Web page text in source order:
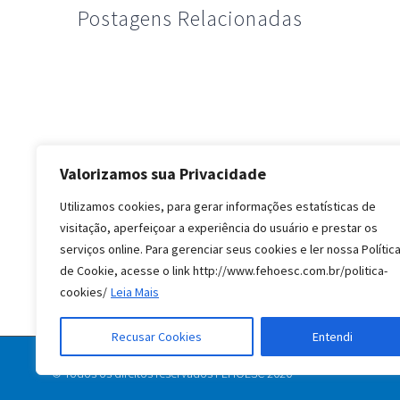
Valorizamos sua Privacidade
Utilizamos cookies, para gerar informações estatísticas de
visitação, aperfeiçoar a experiência do usuário e prestar os
serviços online. Para gerenciar seus cookies e ler nossa Política
de Cookie, acesse o link http://www.fehoesc.com.br/politica-
cookies/ Leia Mais
Recusar Cookies Entendi
Postagens Relacionadas
© Todos os direitos reservados FEHOESC 2020